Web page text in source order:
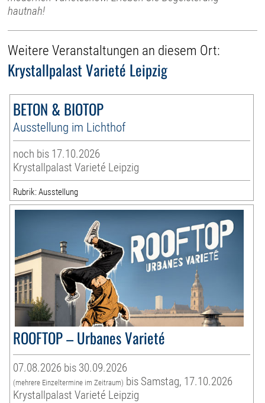
hautnah!
Weitere Veranstaltungen an diesem Ort:
Krystallpalast Varieté Leipzig
BETON & BIOTOP
Ausstellung im Lichthof
noch bis 17.10.2026
Krystallpalast Varieté Leipzig
Rubrik: Ausstellung
ROOFTOP – Urbanes Varieté
07.08.2026 bis 30.09.2026
(mehrere Einzeltermine im Zeitraum) bis Samstag, 17.10.2026
Krystallpalast Varieté Leipzig